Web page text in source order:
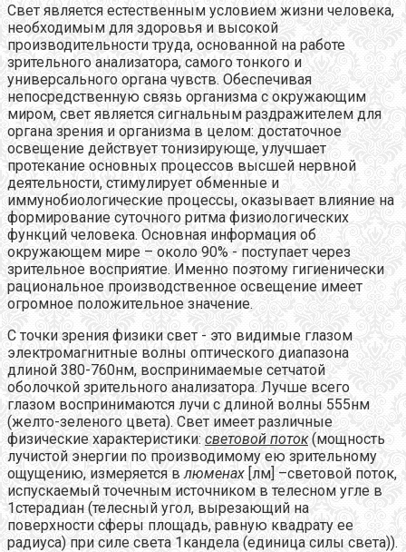
Свет является естественным условием жизни человека,
необходимым для здоровья и высокой
производительности труда, основанной на работе
зрительного анализатора, самого тонкого и
универсального органа чувств. Обеспечивая
непосредственную связь организма с окружающим
миром, свет является сигнальным раздражителем для
органа зрения и организма в целом: достаточное
освещение действует тонизирующе, улучшает
протекание основных процессов высшей нервной
деятельности, стимулирует обменные и
иммунобиологические процессы, оказывает влияние на
формирование суточного ритма физиологических
функций человека. Основная информация об
окружающем мире – около 90% - поступает через
зрительное восприятие. Именно поэтому гигиенически
рациональное производственное освещение имеет
огромное положительное значение.
С точки зрения физики свет - это видимые глазом
электромагнитные волны оптического диапазона
длиной 380-760нм, воспринимаемые сетчатой
оболочкой зрительного анализатора. Лучше всего
глазом воспринимаются лучи с длиной волны 555нм
(желто-зеленого цвета). Свет имеет различные
физические характеристики: световой поток(мощность
лучистой энергии по производимому ею зрительному
ощущению, измеряется влюменах [лм] –световой поток,
испускаемый точечным источником в телесном угле в
1стерадиан (телесный угол, вырезающий на
поверхности сферы площадь, равную квадрату ее
радиуса) при силе света 1кандела (единица силы света)).